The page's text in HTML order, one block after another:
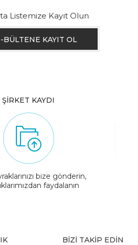
Listemize Kayıt Olun
ŞİRKET KAYDI
bize gönderin,
faydalanın
BİZİ TAKİP EDİN